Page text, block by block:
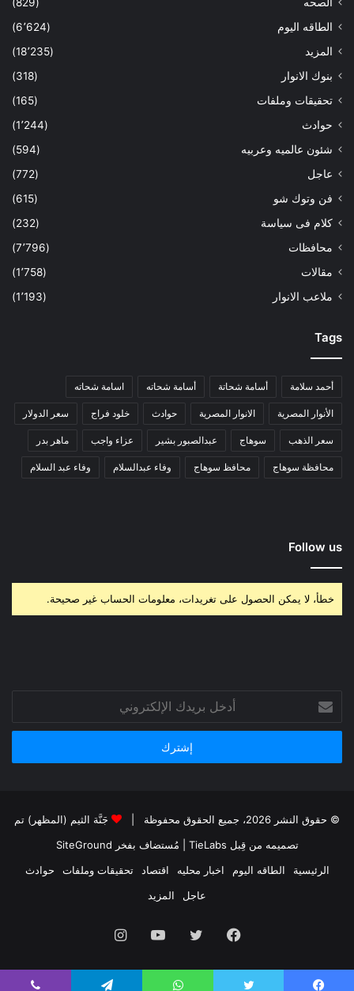
الطاقه اليوم
(6٬624)
المزيد
(18٬235)
بنوك الانوار
(318)
تحقيقات وملفات
(165)
حوادث
(1٬244)
شئون عالميه وعربيه
(594)
عاجل
(772)
فن وتوك شو
(615)
كلام فى سياسة
(232)
محافظات
(7٬796)
مقالات
(1٬758)
ملاعب الانوار
(1٬193)
Tags
أحمد سلامة أسامة شحاتة أسامة شحاته اسامة شحاته
الأنوار المصرية الانوار المصرية حوادث خلود فراج سعر الدولار
سعر الذهب سوهاج عبدالصبور بشير عزاء واجب ماهر بدر
محافظة سوهاج محافظ سوهاج وفاء عبدالسلام وفاء عبد السلام
Follow us
خطأ، لا يمكن الحصول على تغريدات، معلومات الحساب غير صحيحة.
بريدك
الإلكتروني
© حقوق النشر 2026، جميع الحقوق محفوظة |
جَنَّة الثيم (المظهر) تم
تصميمه من قِبل TieLabs
| مُستضاف بفخر SiteGround
الرئيسية
الطاقه اليوم اخبار محليه اقتصاد تحقيقات وملفات
حوادث
عاجل
المزيد
فيسبوك تويتر يوتيوبانستقرام